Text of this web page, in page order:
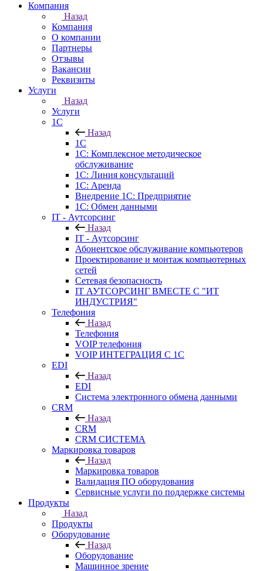
Компания
Назад
Компания
О компании
Партнеры
Отзывы
Вакансии
Реквизиты
Услуги
Назад
Услуги
1С
Назад
1С
1С: Комплексное методическое
обслуживание
1С: Линия консультаций
1С: Аренда
Внедрение 1С: Предприятие
1С: Обмен данными
IT - Аутсорсинг
Назад
IT - Аутсорсинг
Абонентское обслуживание компьютеров
Проектирование и монтаж компьютерных
сетей
Сетевая безопасность
IT АУТСОРСИНГ ВМЕСТЕ С "ИТ
ИНДУСТРИЯ"
Телефония
Назад
Телефония
VOIP телефония
VOIP ИНТЕГРАЦИЯ С 1С
EDI
Назад
EDI
Система электронного обмена данными
CRM
Назад
CRM
CRM СИСТЕМА
Маркировка товаров
Назад
Маркировка товаров
Валидация ПО оборудования
Сервисные услуги по поддержке системы
Продукты
Назад
Продукты
Оборудование
Назад
Оборудование
Машинное зрение